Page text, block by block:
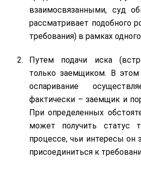
взаимосвязанными, суд
рассматривает подобного
требования) в рамках
Путем подачи иска
только заемщиком. В этом
оспаривание
фактически – заемщик и
При определенных
может получить статус
процессе, чьи интересы он
присоединиться к